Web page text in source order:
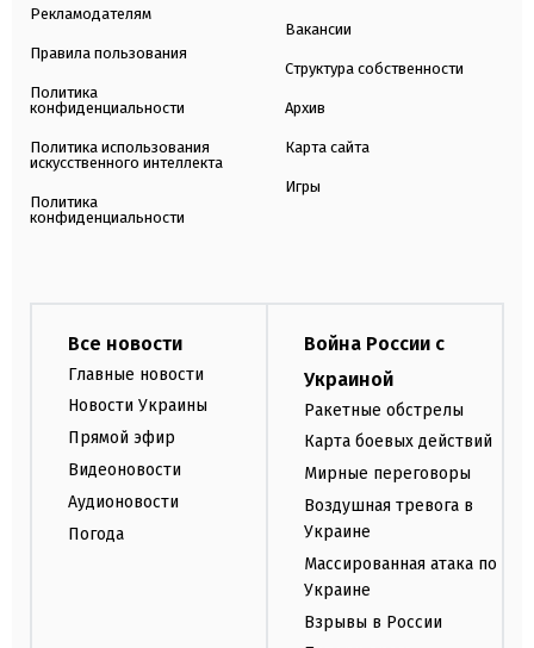
Рекламодателям
Правила пользования
Политика
конфиденциальности
Политика использования
искусственного интеллекта
Политика
конфиденциальности
Вакансии
Структура собственности
Архив
Карта сайта
Игры
Все новости
Главные новости
Новости Украины
Прямой эфир
Видеоновости
Аудионовости
Погода
Война России с
Украиной
Ракетные обстрелы
Карта боевых действий
Мирные переговоры
Воздушная тревога в
Украине
Массированная атака по
Украине
Взрывы в России